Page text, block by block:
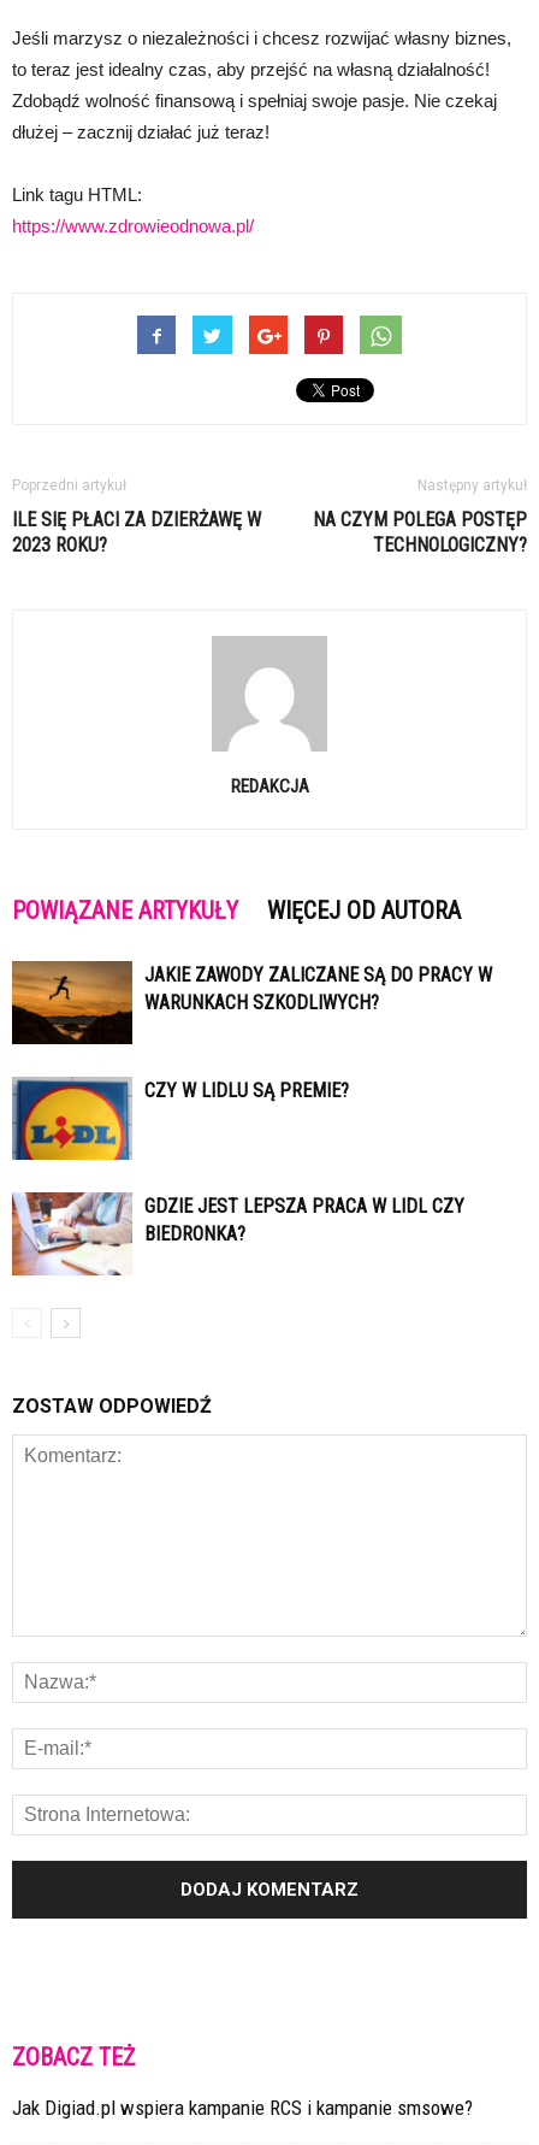
Jeśli marzysz o niezależności i chcesz rozwijać własny biznes,
to teraz jest idealny czas, aby przejść na własną działalność!
Zdobądź wolność finansową i spełniaj swoje pasje. Nie czekaj
dłużej – zacznij działać już teraz!
Link tagu HTML:
https://www.zdrowieodnowa.pl/
Poprzedni artykuł
ILE SIĘ PŁACI ZA DZIERŻAWĘ W
2023 ROKU?
Następny artykuł
NA CZYM POLEGA POSTĘP
TECHNOLOGICZNY?
REDAKCJA
POWIĄZANE ARTYKUŁY WIĘCEJ OD AUTORA
JAKIE ZAWODY ZALICZANE SĄ DO PRACY W
WARUNKACH SZKODLIWYCH?
CZY W LIDLU SĄ PREMIE?
GDZIE JEST LEPSZA PRACA W LIDL CZY
BIEDRONKA?
ZOSTAW ODPOWIEDŹ
ZOBACZ TEŻ
Jak Digiad.pl wspiera kampanie RCS i kampanie smsowe?